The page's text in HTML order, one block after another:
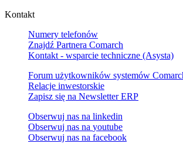
Kontakt
Numery telefonów
Znajdź Partnera Comarch
Kontakt - wsparcie techniczne (Asysta)
Forum użytkowników systemów
Relacje inwestorskie
Zapisz się na Newsletter ERP
Obserwuj nas na linkedin
Obserwuj nas na youtube
Obserwuj nas na facebook